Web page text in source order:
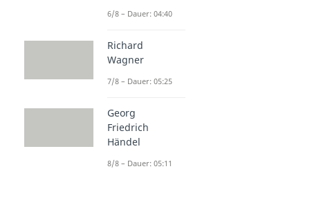
6/8 – Dauer: 04:40
Richard
Wagner
7/8 – Dauer: 05:25
Georg
Friedrich
Händel
8/8 – Dauer: 05:11